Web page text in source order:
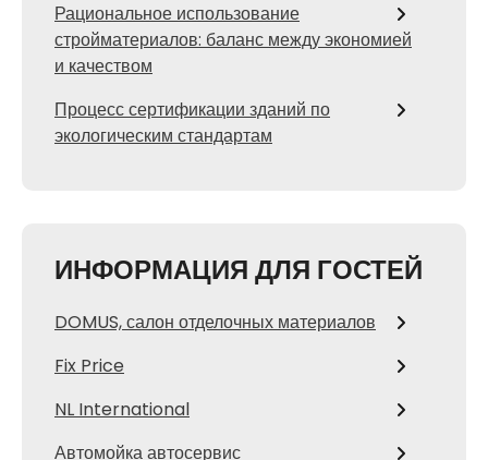
Рациональное использование
стройматериалов: баланс между экономией
и качеством
Процесс сертификации зданий по
экологическим стандартам
ИНФОРМАЦИЯ ДЛЯ ГОСТЕЙ
DOMUS, салон отделочных материалов
Fix Price
NL International
Автомойка автосервис